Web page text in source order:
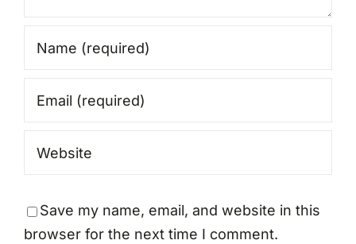
Save my name, email, and website in this
browser for the next time I comment.